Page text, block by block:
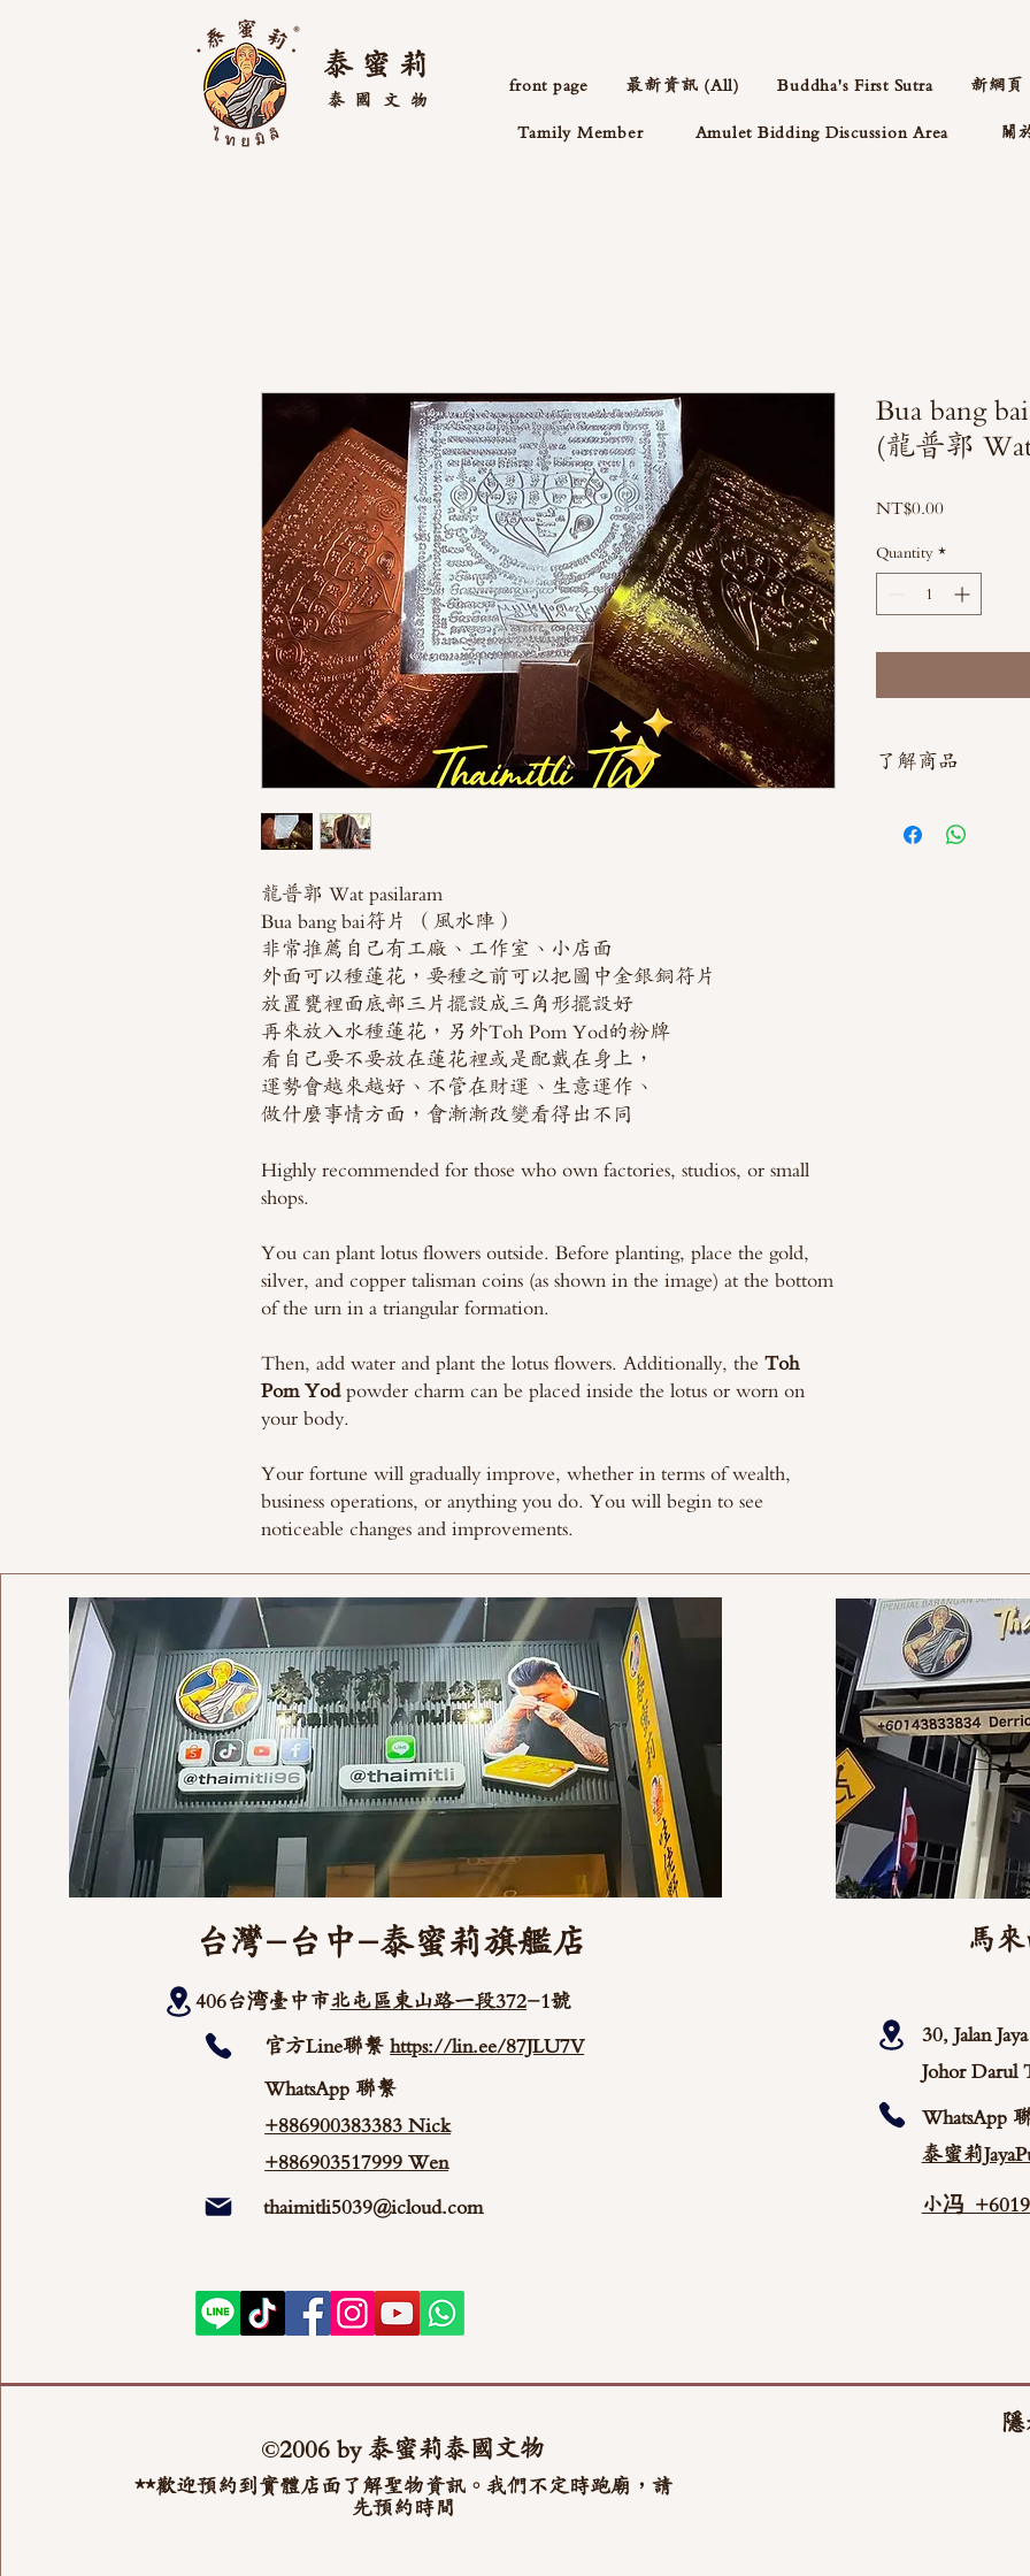
泰 蜜 莉
文物
泰國
front page 最新資訊 (All) Buddha's First Sutra 新網頁
Tamily Member Amulet Bidding Discussion Area 關
龍普郭 Wat pasilaram
Bua bang bai符片 （風水陣）
非常推薦自己有工廠、工作室、小店面
外面可以種蓮花，要種之前可以把圖中金銀銅符片
放置甕裡面底部三片擺設成三角形擺設好
再來放入水種蓮花，另外Toh Pom Yod的粉牌
看自己要不要放在蓮花裡或是配戴在身上，
運勢會越來越好、不管在財運、生意運作、
做什麼事情方面，會漸漸改變看得出不同
Highly recommended for those who own factories, studios, or small
shops.
You can plant lotus flowers outside. Before planting, place the gold,
silver, and copper talisman coins (as shown in the image) at the bottom
of the urn in a triangular formation.
Then, add water and plant the lotus flowers. Additionally, the Toh
Pom Yodpowder charm can be placed inside the lotus or worn on
your body.
Your fortune will gradually improve, whether in terms of wealth,
business operations, or anything you do. You will begin to see
noticeable changes and improvements.
Bua bang
(龍普郭
NT$0.00Price
Quantity *
了解商品
台灣-台中-泰蜜莉旗艦店
406台湾臺中市北屯區東山路一段372-1號
官方Line聯繫https://lin.ee/87JLU7V
WhatsApp 聯繫
+886900383383 Nick
+886903517999 Wen
thaimitli5039@icloud.com
©2006 by 泰蜜莉泰國文物
**歡迎預約到實體店面了解聖物資訊。我們不定時跑廟，請
先預約時間
馬
30, Jalan
Johor Darul
WhatsApp
泰蜜莉
小冯